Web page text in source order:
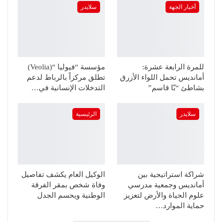
أخبار الجهة
للمرة الرابعة عشرة:
أمانديس تحمل اللواء الأزرق
بشاطئ “بّا قاسم”
سلايدر
مؤسسة “فيوليا “(Veolia)
تطلق مركزاً بالرباط لدعم
التدخلات الإنسانية في…
سلايدر
شراكة استراتيجية بين
أمانديس وجمعية مدرسي
علوم الحياة والأرض لتعزيز
حماية الموارد…
الرئيسية
الوكيل العام يكشف تفاصيل
وفاة شخص بمقر الفرقة
الوطنية ويحسم الجدل